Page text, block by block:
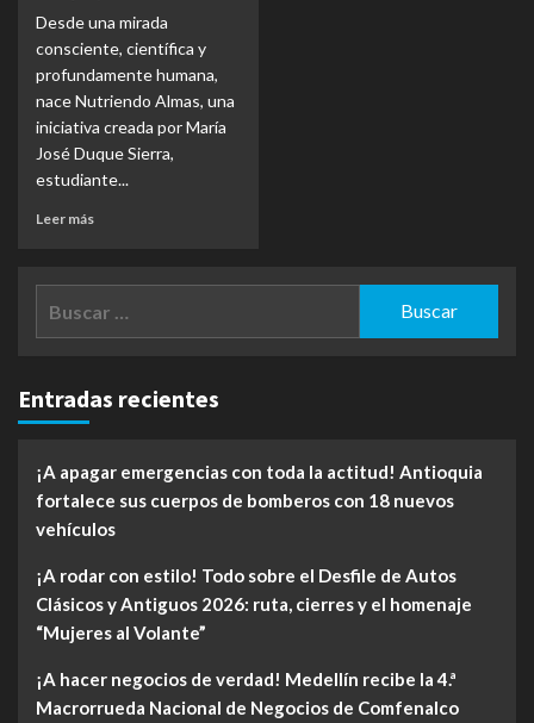
Desde una mirada
consciente, científica y
profundamente humana,
nace Nutriendo Almas, una
iniciativa creada por María
José Duque Sierra,
estudiante...
Leer más
Entradas recientes
¡A apagar emergencias con toda la actitud! Antioquia
fortalece sus cuerpos de bomberos con 18 nuevos
vehículos
¡A rodar con estilo! Todo sobre el Desfile de Autos
Clásicos y Antiguos 2026: ruta, cierres y el homenaje
“Mujeres al Volante”
¡A hacer negocios de verdad! Medellín recibe la 4.ª
Macrorrueda Nacional de Negocios de Comfenalco